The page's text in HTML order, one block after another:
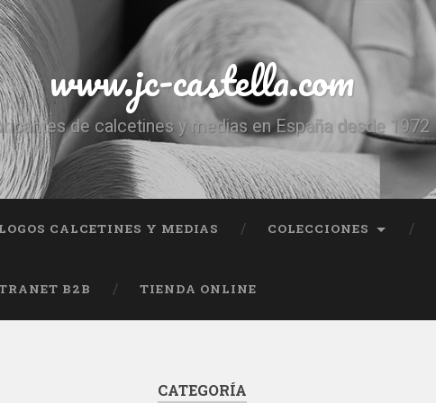
www.jc-castella.com
de calcetines y medias en España desde 1972
CALCETINES Y MEDIAS COLECCIONES
B2B TIENDA ONLINE
CATEGORÍA